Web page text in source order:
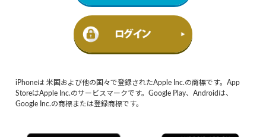
iPhoneは 米国および他の国々で登録されたApple Inc.の商標です。App
StoreはApple Inc.のサービスマークです。Google Play、Androidは、
Google Inc.の商標または登録商標です。